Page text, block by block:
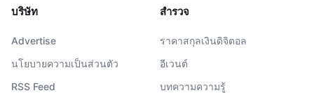
บริษัท
Advertise
นโยบายความเป็นส่วนตัว
RSS Feed
สำรวจ
ราคาสกุลเงินดิจิตอล
อีเวนต์
บทความความรู้